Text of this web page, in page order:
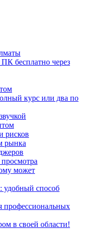
ПК бесплатно через
курс или два по
рисков
рынка
может
удобный способ
профессиональных
в своей области!